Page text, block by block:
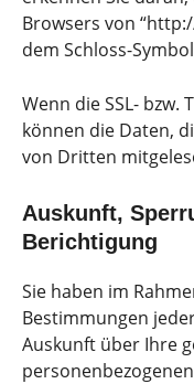
Browsers von
dem Schloss-
Wenn die SSL- bzw.
können die Daten,
von Dritten
Auskunft,
Berichtigung
Sie haben im
Bestimmungen
Auskunft über Ihre